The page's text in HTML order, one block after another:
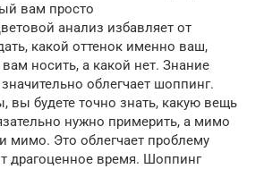
вам просто
анализ избавляет от
какой оттенок именно ваш,
носить, а какой нет. Знание
облегчает шоппинг.
вы будете точно знать, какую вещь
нужно примерить, а мимо
мимо. Это облегчает проблему
драгоценное время. Шоппинг